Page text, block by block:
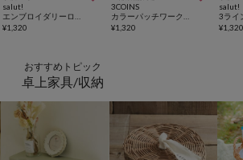
salut!
¥1,320
3COINS
¥1,320
salut!
¥
おすすめトピック
卓上家具/収納